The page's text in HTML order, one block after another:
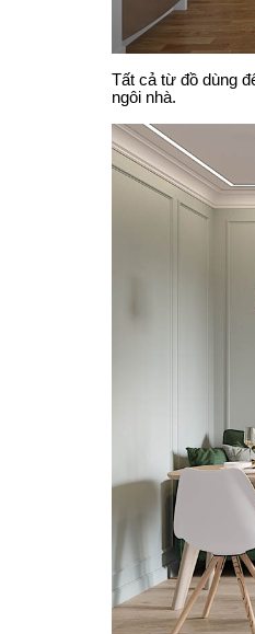
Tất cả từ đồ dùng
ngôi nhà.